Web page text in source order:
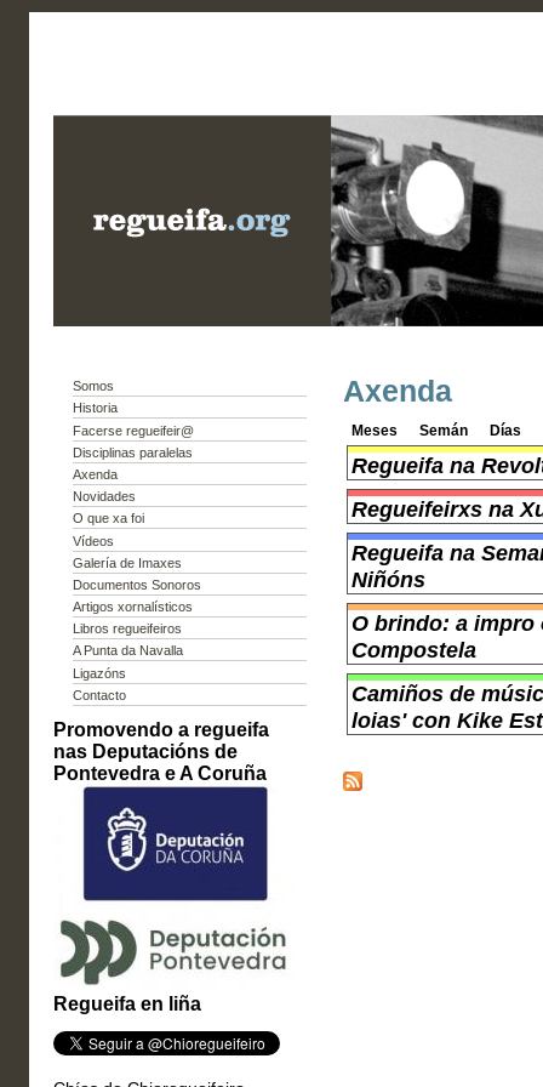
Somos
Historia
Facerse regueifeir@
Disciplinas paralelas
Axenda
Novidades
O que xa foi
Vídeos
Galería de Imaxes
Documentos Sonoros
Artigos xornalísticos
Libros regueifeiros
A Punta da Navalla
Ligazóns
Contacto
Promovendo a regueifa
nas Deputacións de
Pontevedra e A Coruña
Regueifa en liña
Axenda
Meses Semán Días
Regueifa na
Regueifeirxs na
Regueifa na
Niñóns
O brindo: a impro
Compostela
Camiños de
loias' con Kike